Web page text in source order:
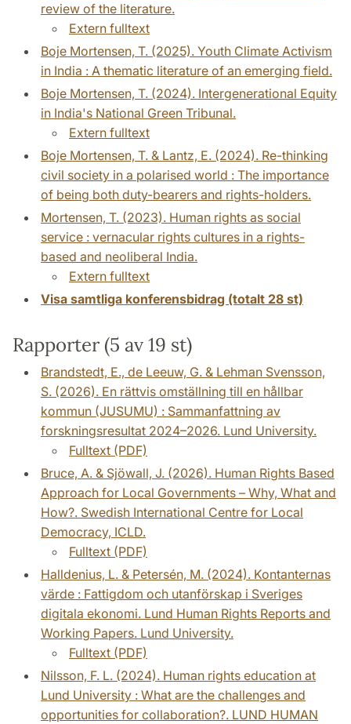
review of the literature.
Extern fulltext
Boje Mortensen, T. (2025). Youth Climate Activism
in India : A thematic literature of an emerging field.
Boje Mortensen, T. (2024). Intergenerational Equity
in India's National Green Tribunal.
Extern fulltext
Boje Mortensen, T. & Lantz, E. (2024). Re-thinking
civil society in a polarised world : The importance
of being both duty-bearers and rights-holders.
Mortensen, T. (2023). Human rights as social
service : vernacular rights cultures in a rights-
based and neoliberal India.
Extern fulltext
Visa samtliga konferensbidrag (totalt 28 st)
Rapporter (5 av 19 st)
Brandstedt, E., de Leeuw, G. & Lehman Svensson,
S. (2026). En rättvis omställning till en hållbar
kommun (JUSUMU) : Sammanfattning av
forskningsresultat 2024–2026. Lund University.
Fulltext (PDF)
Bruce, A. & Sjöwall, J. (2026). Human Rights Based
Approach for Local Governments – Why, What and
How?. Swedish International Centre for Local
Democracy, ICLD.
Fulltext (PDF)
Halldenius, L. & Petersén, M. (2024). Kontanternas
värde : Fattigdom och utanförskap i Sveriges
digitala ekonomi. Lund Human Rights Reports and
Working Papers. Lund University.
Fulltext (PDF)
Nilsson, F. L. (2024). Human rights education at
Lund University : What are the challenges and
opportunities for collaboration?. LUND HUMAN